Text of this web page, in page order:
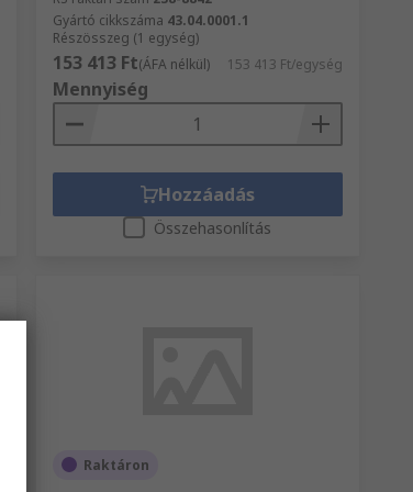
Gyártó cikkszáma 43.04.0001.1
Részösszeg (1 egység)
153 413 Ft(ÁFA nélkül) 153 413 Ft/egység
Mennyiség
Hozzáadás
Összehasonlítás
Raktáron